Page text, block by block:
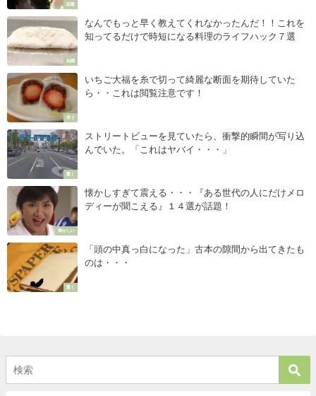
話題
知識
なんでもっと早く教えてくれなかったんだ！！これを
知ってるだけで時短になる料理のライフハック７選
笑う
いちご大福を糸で切って綺麗な断面を期待していた
ら・・これは閲覧注意です！
驚く
ストリートビューを見ていたら、衝撃的瞬間が写り込
んでいた。「これはヤバイ・・・」
懐かしい
懐かしすぎて震える・・・『ある世代の人にだけメロ
ディーが聞こえる』１４選が話題！
驚く
「頭の中真っ白になった」古本の隙間から出てきたも
のは・・・